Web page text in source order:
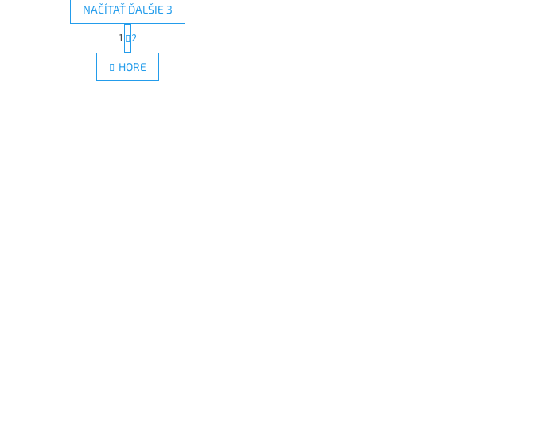
O
v
l
NAČÍTAŤ ĎALŠIE 3
t
r
á
n
1 2
HORE